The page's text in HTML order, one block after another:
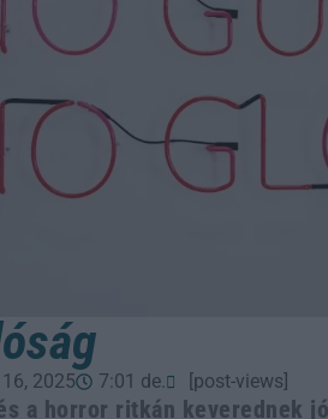
2025 7:01 de. [post-views]
a horror ritkán keverednek